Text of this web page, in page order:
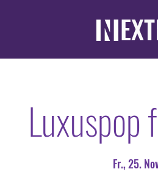
EXT
Luxuspop
Fr., 25.